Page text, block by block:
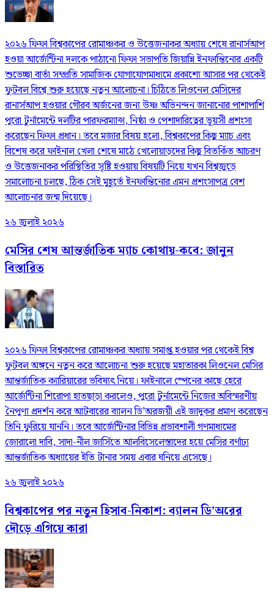
২০২৬ ফিফা বিশ্বকাপের রোমাঞ্চকর ও উত্তেজনাকর অধ্যায় শেষে রানার্সআপ
হওয়া আর্জেন্টিনা দলকে পাঠানো ফিফা সভাপতি জিয়ান্নি ইনফান্তিনোর একটি
শুভেচ্ছা বার্তা সম্প্রতি সামাজিক যোগাযোগমাধ্যমে প্রকাশ্যে আসার পর থেকেই
ফুটবল বিশ্বে শুরু হয়েছে নতুন আলোচনা। চিঠিতে লিওনেল মেসিদের
রানার্সআপ হওয়ার গৌরব অর্জনের জন্য উষ্ণ অভিনন্দন জানানোর পাশাপাশি
পুরো টুর্নামেন্টে দলটির পারফরম্যান্স, নিষ্ঠা ও পেশাদারিত্বের ভূয়সী প্রশংসা
করেছেন ফিফা প্রধান। তবে মজার বিষয় হলো, বিশ্বকাপের কিছু ম্যাচ এবং
বিশেষ করে ফাইনাল খেলা শেষে মাঠে খেলোয়াড়দের কিছু বিতর্কিত আচরণ
ও উত্তেজনাকর পরিস্থিতির সৃষ্টি হওয়ায় বিষয়টি নিয়ে যখন বিশ্বজুড়ে
সমালোচনা চলছে, ঠিক সেই মুহূর্তে ইনফান্তিনোর এমন প্রশংসাপত্র বেশ
আলোচনার জন্ম দিয়েছে।
২৬ জুলাই ২০২৬
মেসির শেষ আন্তর্জাতিক ম্যাচ কোথায়-কবে: জানুন
বিস্তারিত
২০২৬ ফিফা বিশ্বকাপের রোমাঞ্চকর অধ্যায় সমাপ্ত হওয়ার পর থেকেই বিশ্ব
ফুটবল অঙ্গনে নতুন করে আলোচনা শুরু হয়েছে মহাতারকা লিওনেল মেসির
আন্তর্জাতিক ক্যারিয়ারের ভবিষ্যৎ নিয়ে। ফাইনালে স্পেনের কাছে হেরে
আর্জেন্টিনা শিরোপা হাতছাড়া করলেও, পুরো টুর্নামেন্টে নিজের অবিস্মরণীয়
নৈপুণ্য প্রদর্শন করে আটবারের ব্যালন ডি’অরজয়ী এই জাদুকর প্রমাণ করেছেন
তিনি ফুরিয়ে যাননি। তবে আর্জেন্টিনার বিভিন্ন প্রভাবশালী গণমাধ্যমের
জোরালো দাবি, সাদা-নীল জার্সিতে আলবিসেলেস্তাদের হয়ে মেসির বর্ণাঢ্য
আন্তর্জাতিক অধ্যায়ের ইতি টানার সময় এবার ঘনিয়ে এসেছে।
২৬ জুলাই ২০২৬
বিশ্বকাপের পর নতুন হিসাব-নিকাশ: ব্যালন ডি’অরের
দৌড়ে এগিয়ে কারা